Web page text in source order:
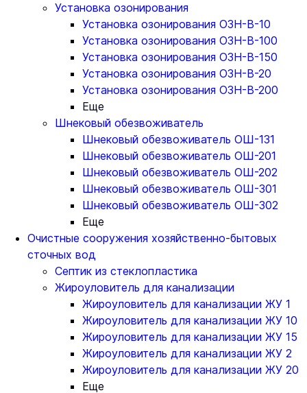
Установка озонирования
Установка озонирования ОЗН-В-10
Установка озонирования ОЗН-В-100
Установка озонирования ОЗН-В-150
Установка озонирования ОЗН-В-20
Установка озонирования ОЗН-В-200
Еще
Шнековый обезвоживатель
Шнековый обезвоживатель ОШ-131
Шнековый обезвоживатель ОШ-201
Шнековый обезвоживатель ОШ-202
Шнековый обезвоживатель ОШ-301
Шнековый обезвоживатель ОШ-302
Еще
Очистные сооружения хозяйственно-бытовых
сточных вод
Септик из стеклопластика
Жироуловитель для канализации
Жироуловитель для канализации ЖУ 1
Жироуловитель для канализации ЖУ 10
Жироуловитель для канализации ЖУ 15
Жироуловитель для канализации ЖУ 2
Жироуловитель для канализации ЖУ 20
Еще